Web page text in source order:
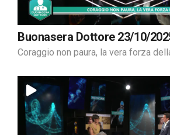
Buonasera Dottore 23/10/
Coraggio non paura, la vera forza